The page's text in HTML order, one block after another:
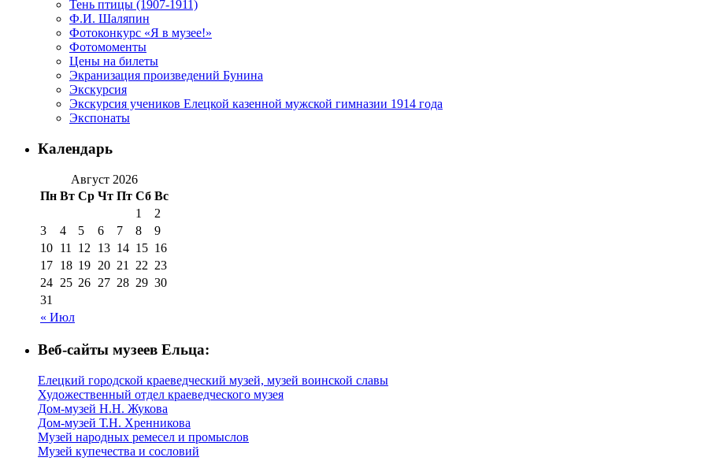
Тень птицы (1907-1911)
Ф.И. Шаляпин
Фотоконкурс «Я в музее!»
Фотомоменты
Цены на билеты
Экранизация произведений Бунина
Экскурсия
Экскурсия учеников Елецкой казенной мужской гимназии 1914 года
Экспонаты
Календарь
Август 2026
Пн Вт Ср Чт Пт Сб Вс
« Июл
1
2
3
4 5 6 7 8
9
10 11 12 13 14 15 16
17 18 19 20 21 22 23
24 25 26 27 28 29 30
31
Веб-сайты музеев Ельца:
Елецкий городской краеведческий музей, музей воинской славы
Художественный отдел краеведческого музея
Дом-музей Н.Н. Жукова
Дом-музей Т.Н. Хренникова
Музей народных ремесел и промыслов
Музей купечества и сословий